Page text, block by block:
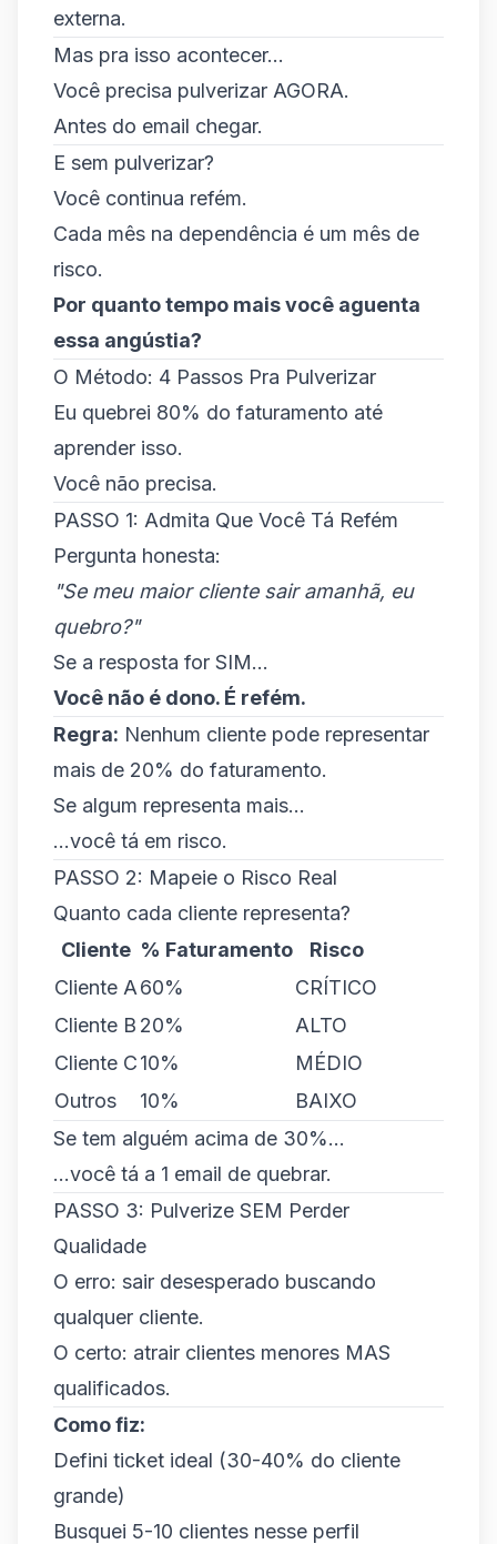
externa.
Mas pra isso acontecer...
Você precisa pulverizar AGORA.
Antes do email chegar.
E sem pulverizar?
Você continua refém.
Cada mês na dependência é um mês de
risco.
Por quanto tempo mais você aguenta
essa angústia?
O Método: 4 Passos Pra Pulverizar
Eu quebrei 80% do faturamento até
aprender isso.
Você não precisa.
PASSO 1: Admita Que Você Tá Refém
Pergunta honesta:
"Se meu maior cliente sair amanhã, eu
quebro?"
Se a resposta for SIM...
Você não é dono. É refém.
Regra: Nenhum cliente pode representar
mais de 20% do faturamento.
Se algum representa mais...
...você tá em risco.
PASSO 2: Mapeie o Risco Real
Quanto cada cliente representa?
Cliente % Faturamento
Risco
Cliente A60%
CRÍTICO
Cliente B 20%
ALTO
Cliente C10%
MÉDIO
Outros
10%
BAIXO
Se tem alguém acima de 30%...
...você tá a 1 email de quebrar.
PASSO 3: Pulverize SEM Perder
Qualidade
O erro: sair desesperado buscando
qualquer cliente.
O certo: atrair clientes menores MAS
qualificados.
Como fiz:
Defini ticket ideal (30-40% do cliente
grande)
Busquei 5-10 clientes nesse perfil